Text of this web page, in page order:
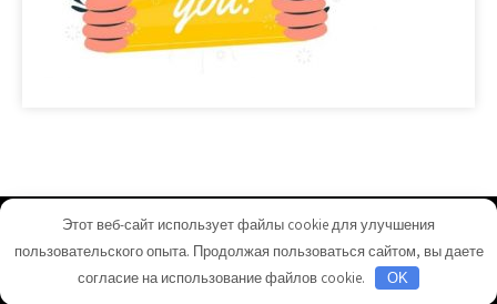
homeuyut.ru - Работает на WordPress
Тема от Grace Themes
Этот веб-сайт использует файлы cookie для улучшения
пользовательского опыта. Продолжая пользоваться сайтом, вы даете
согласие на использование файлов cookie.
OK